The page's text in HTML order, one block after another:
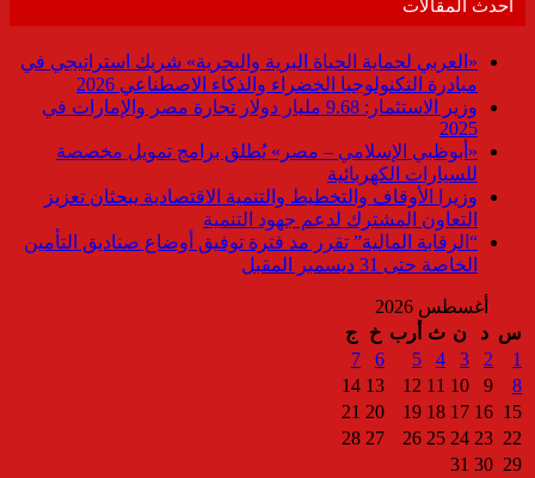
أحدث المقالات
«العربي لحماية الحياة البرية والبحرية» شريك استراتيجي في
مبادرة التكنولوجيا الخضراء والذكاء الاصطناعي 2026
وزير الاستثمار: 9.68 مليار دولار تجارة مصر والإمارات في
2025
«أبوظبي الإسلامي – مصر» يُطلق برامج تمويل مخصصة
للسيارات الكهربائية
وزيرا الأوقاف والتخطيط والتنمية الاقتصادية يبحثان تعزيز
التعاون المشترك لدعم جهود التنمية
“الرقابة المالية” تقرر مد فترة توفيق أوضاع صناديق التأمين
الخاصة حتى 31 ديسمبر المقبل
أغسطس 2026
س د ن ث أرب خ
ج
1
2
3
4
5
6
7
8
9
10
11
12
13
14
15
16
17
18
19
20
21
22
23
24
25
26
27
28
29
30
31